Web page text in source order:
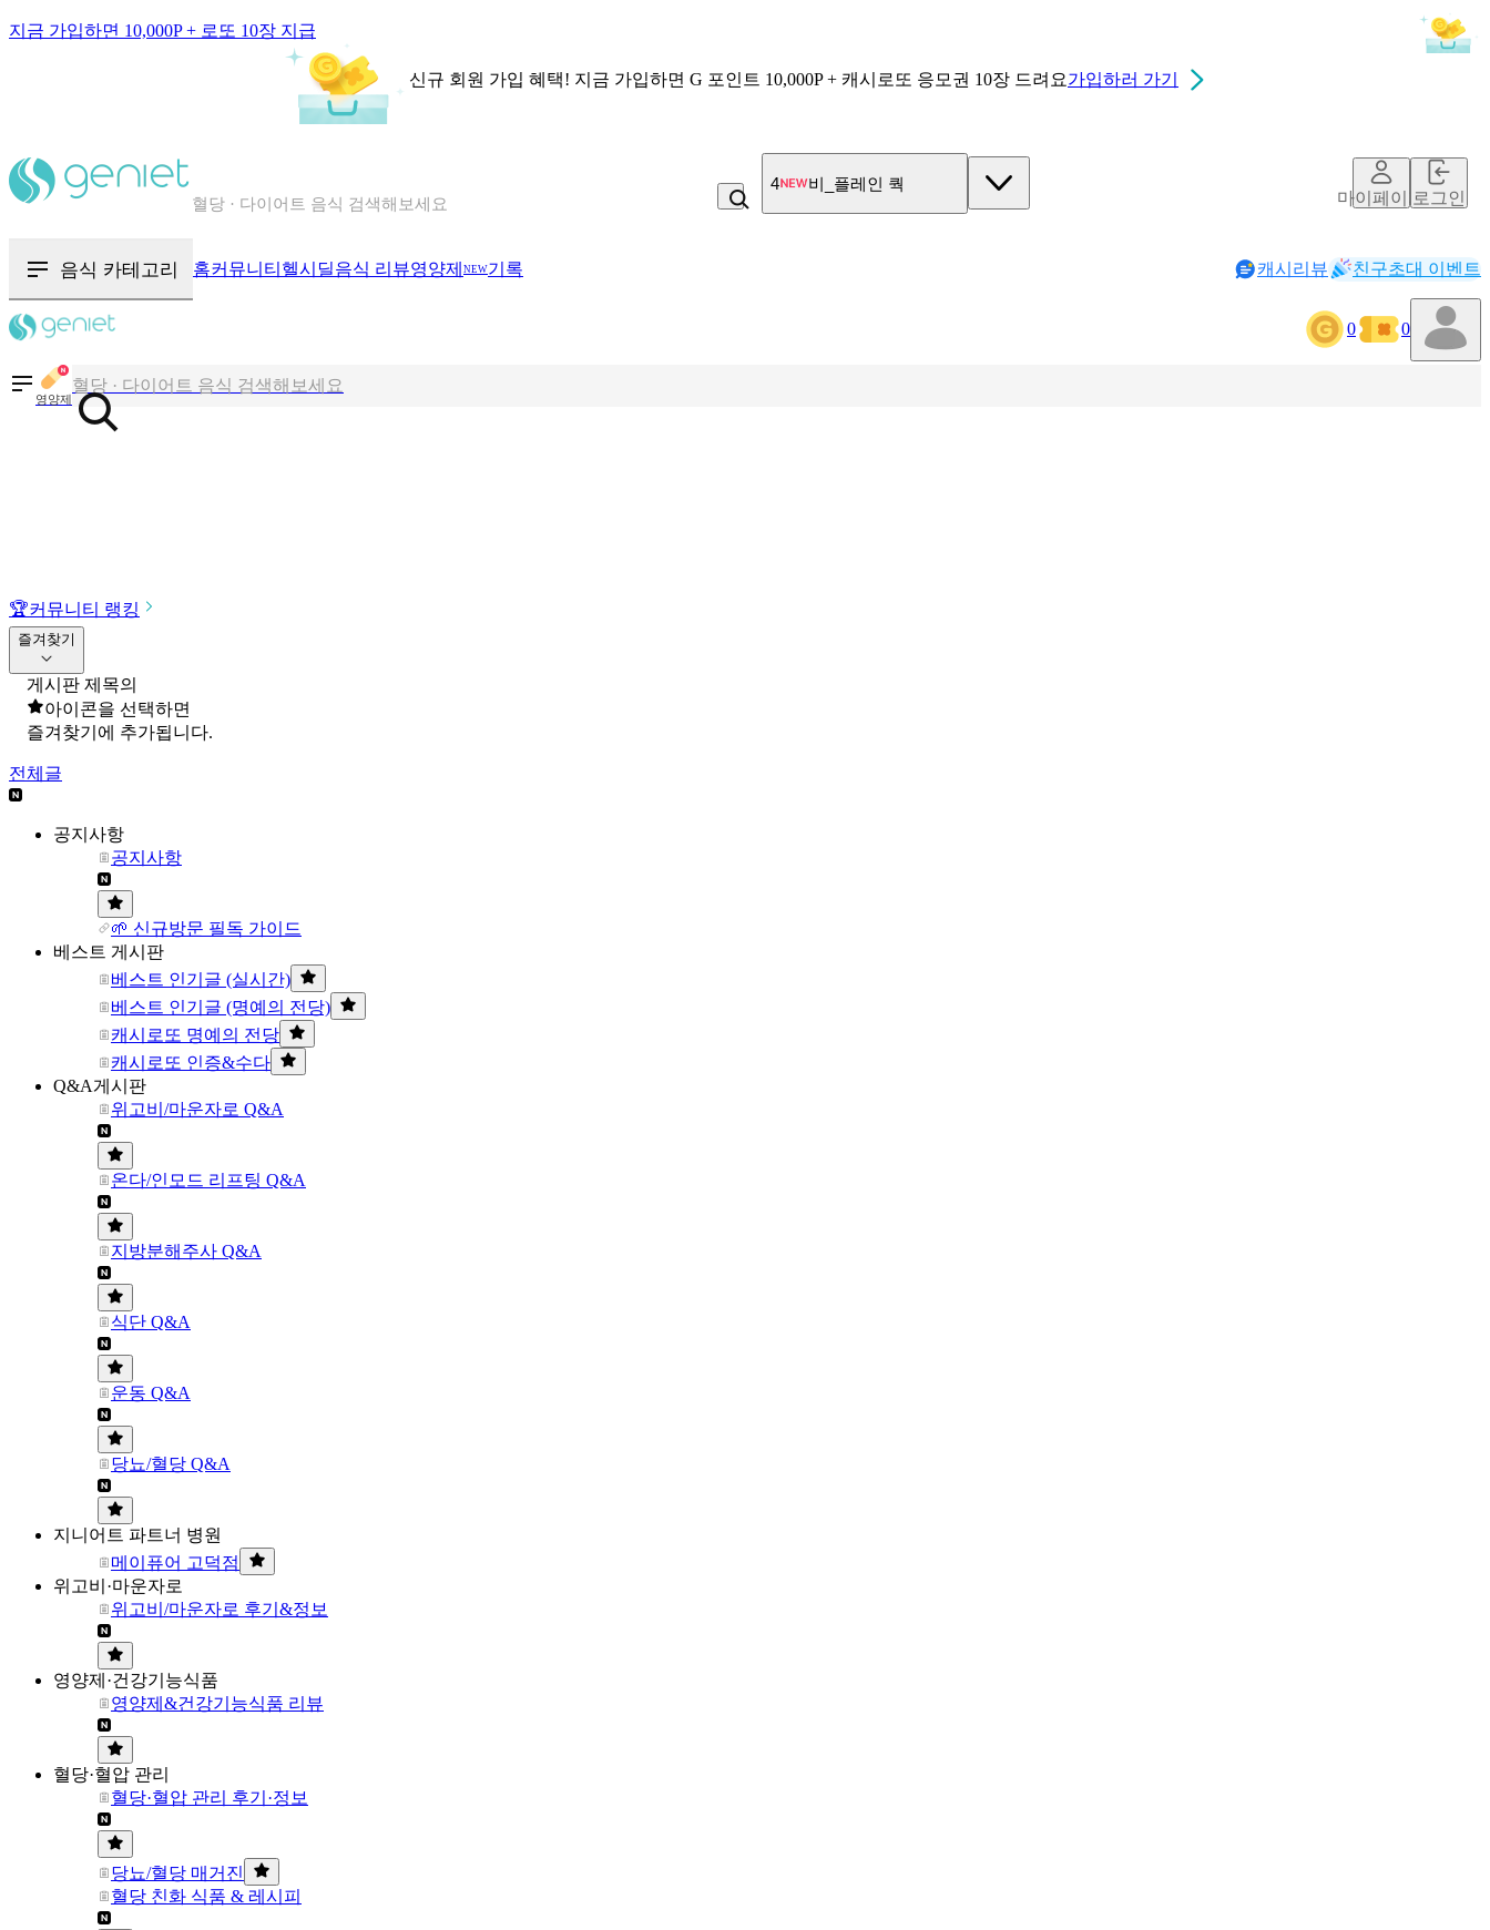
지금 가입하면 10,000P + 로또 10장 지급
신규 회원 가입 혜택! 지금 가입하면 G 포인트 10,000P + 캐시로또 응모권 10장 드려요가입하러 가기
혈당 · 다이어트 음식 검색해보세요
5 고구마
마이페이지로그인
음식 카테고리 홈커뮤니티 헬시딜음식 리뷰영양제 NEW기록 캐시리뷰 친구초대 이벤트
0 0
영양제
혈당 · 다이어트 음식 검색해보세요
음식 · 영양제 리뷰를 찾아보세요
🏆커뮤니티 랭킹
즐겨찾기
게시판 제목의
아이콘을 선택하면
즐겨찾기에 추가됩니다.
전체글
공지사항
공지사항
🌱 신규방문 필독 가이드
베스트 게시판
베스트 인기글 (실시간)
베스트 인기글 (명예의 전당)
캐시로또 명예의 전당
캐시로또 인증&수다
Q&A게시판
위고비/마운자로 Q&A
온다/인모드 리프팅 Q&A
지방분해주사 Q&A
식단 Q&A
운동 Q&A
당뇨/혈당 Q&A
지니어트 파트너 병원
메이퓨어 고덕점
위고비·마운자로
위고비/마운자로 후기&정보
영양제·건강기능식품
영양제&건강기능식품 리뷰
혈당·혈압 관리
혈당·혈압 관리 후기·정보
당뇨/혈당 매거진
혈당 친화 식품 & 레시피